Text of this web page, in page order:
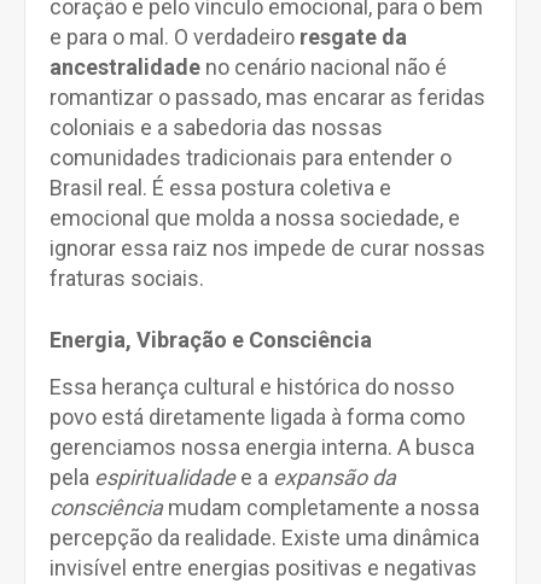
coração e pelo vínculo emocional, para o bem
e para o mal. O verdadeiro resgate da
ancestralidade no cenário nacional não é
romantizar o passado, mas encarar as feridas
coloniais e a sabedoria das nossas
comunidades tradicionais para entender o
Brasil real. É essa postura coletiva e
emocional que molda a nossa sociedade, e
ignorar essa raiz nos impede de curar nossas
fraturas sociais.
Energia, Vibração e Consciência
Essa herança cultural e histórica do nosso
povo está diretamente ligada à forma como
gerenciamos nossa energia interna. A busca
pela espiritualidadee a expansão da
consciênciamudam completamente a nossa
percepção da realidade. Existe uma dinâmica
invisível entre energias positivas e negativas